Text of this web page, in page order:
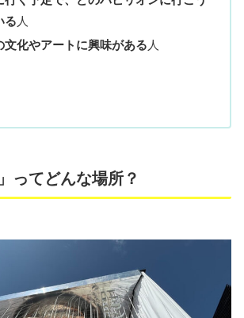
る 人
文化やアートに興味がある 人
ってどんな場所？